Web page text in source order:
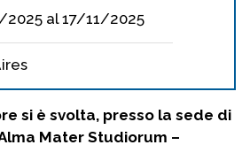
2025 al 17/11/2025
si è svolta, presso la sede di
Mater Studiorum –